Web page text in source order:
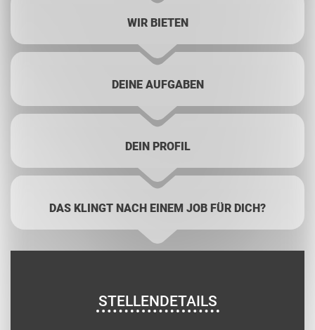
WIR BIETEN
DEINE AUFGABEN
DEIN PROFIL
DAS KLINGT NACH EINEM JOB FÜR DICH?
STELLENDETAILS